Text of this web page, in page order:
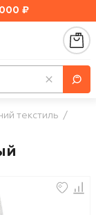
₽
текстиль